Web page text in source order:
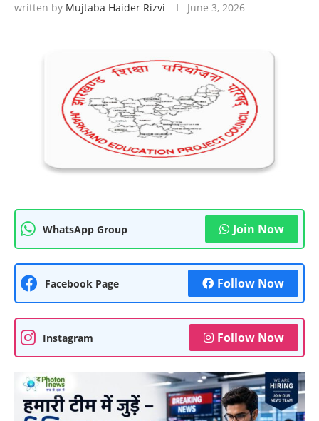
written by Mujtaba Haider Rizvi June 3, 2026
WhatsApp Group Join Now
Facebook Page Follow Now
Instagram Follow Now